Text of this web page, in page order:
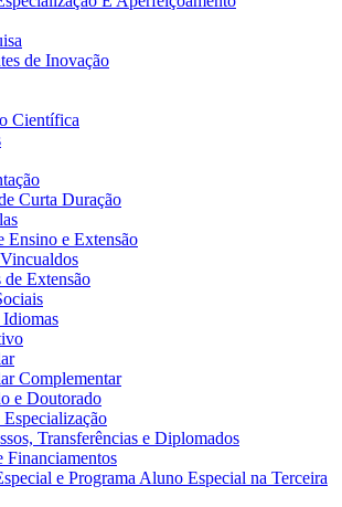
de Inovação
Científica
Curta Duração
Ensino e Extensão
de Extensão
Complementar
e Doutorado
Transferências e Diplomados
Financiamentos
e Programa Aluno Especial na Terceira